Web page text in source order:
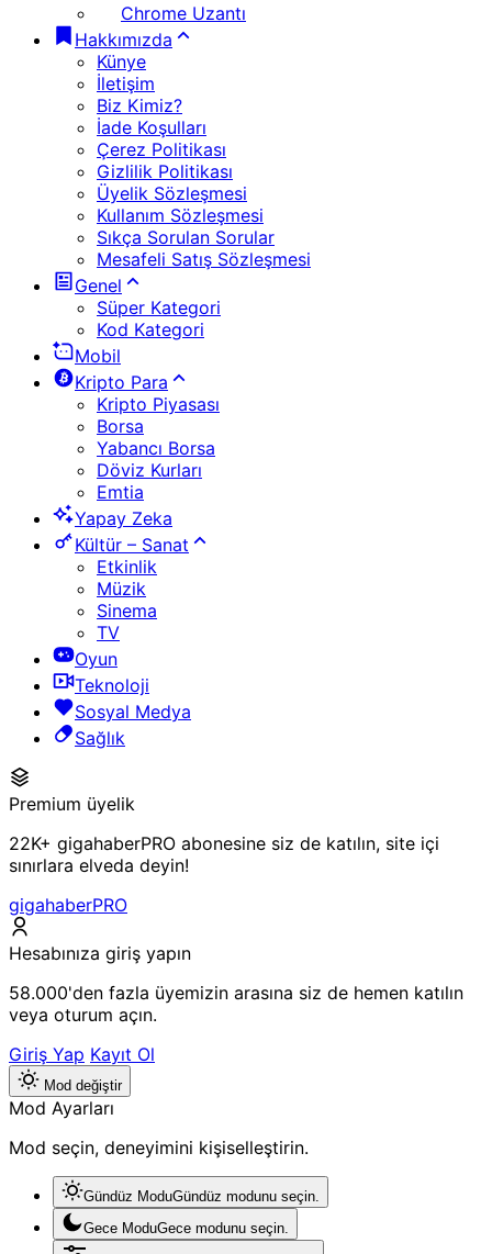
Chrome Uzantı
Hakkımızda
Künye
İletişim
Biz Kimiz?
İade Koşulları
Çerez Politikası
Gizlilik Politikası
Üyelik Sözleşmesi
Kullanım Sözleşmesi
Sıkça Sorulan Sorular
Mesafeli Satış Sözleşmesi
Genel
Süper Kategori
Kod Kategori
Mobil
Kripto Para
Kripto Piyasası
Borsa
Yabancı Borsa
Döviz Kurları
Emtia
Yapay Zeka
Kültür – Sanat
Etkinlik
Müzik
Sinema
TV
Oyun
Teknoloji
Sosyal Medya
Sağlık
Premium üyelik
22K+ gigahaberPRO abonesine siz de katılın, site içi
sınırlara elveda deyin!
gigahaberPRO
Hesabınıza giriş yapın
58.000'den fazla üyemizin arasına siz de hemen katılın
veya oturum açın.
Giriş Yap Kayıt Ol
Mod değiştir
Mod Ayarları
Mod seçin, deneyimini kişiselleştirin.
Gündüz ModuGündüz modunu seçin.
Gece ModuGece modunu seçin.